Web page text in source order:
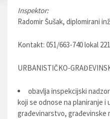
Inspektor:
Radomir Šušak, diplomirani
Kontakt: 051/663-740 lokal 221
URBANISTIČKO-
obavlja inspekcijski
koji se odnose na planiranje
građevinarstvo, građevinske